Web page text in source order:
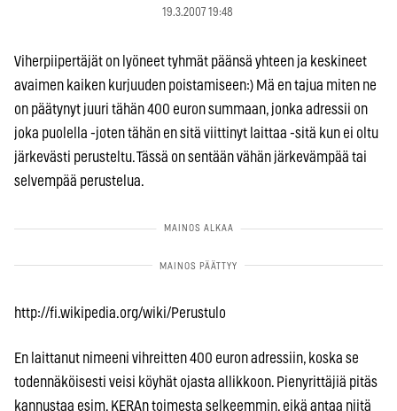
19.3.2007 19:48
Viherpiipertäjät on lyöneet tyhmät päänsä yhteen ja keskineet
avaimen kaiken kurjuuden poistamiseen:) Mä en tajua miten ne
on päätynyt juuri tähän 400 euron summaan, jonka adressii on
joka puolella -joten tähän en sitä viittinyt laittaa -sitä kun ei oltu
järkevästi perusteltu. Tässä on sentään vähän järkevämpää tai
selvempää perustelua.
http://fi.wikipedia.org/wiki/Perustulo
En laittanut nimeeni vihreitten 400 euron adressiin, koska se
todennäköisesti veisi köyhät ojasta allikkoon. Pienyrittäjiä pitäs
kannustaa esim. KERAn toimesta selkeemmin, eikä antaa niitä